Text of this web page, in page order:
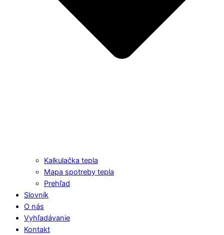
Kalkulačka tepla
Mapa spotreby tepla
Prehľad
Slovník
O nás
Vyhľadávanie
Kontakt